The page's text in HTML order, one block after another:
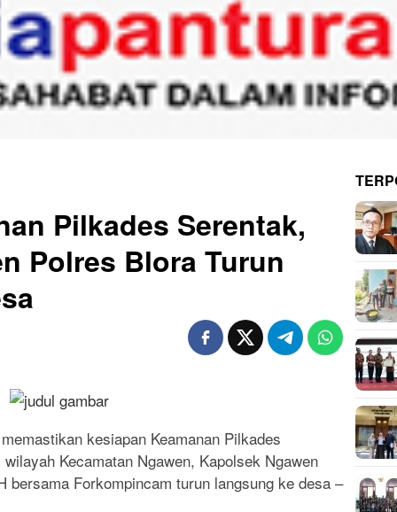
Pilkades Serentak,
Polres Blora Turun
kesiapan Keamanan Pilkades
Kecamatan Ngawen, Kapolsek Ngawen
bersama Forkompincam turun langsung ke desa –